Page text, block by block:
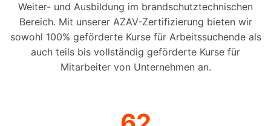
Weiter- und Ausbildung im brandschutztechnischen
Bereich. Mit unserer AZAV-Zertifizierung bieten wir
sowohl 100% geförderte Kurse für Arbeitssuchende als
auch teils bis vollständig geförderte Kurse für
Mitarbeiter von Unternehmen an.